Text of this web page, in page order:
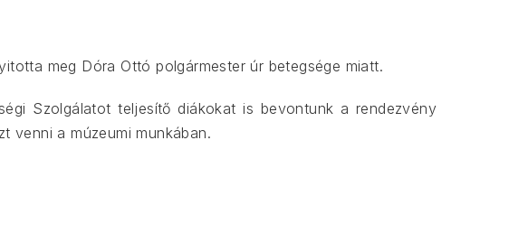
meg Dóra Ottó polgármester úr betegsége miatt.
Szolgálatot teljesítő diákokat is bevontunk a rendezvény
venni a múzeumi munkában.